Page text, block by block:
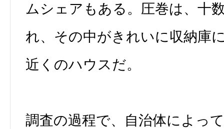
ムシェアもある。圧巻は、十
れ、その中がきれいに収納庫
近くのハウスだ。
調査の過程で、自治体によっ